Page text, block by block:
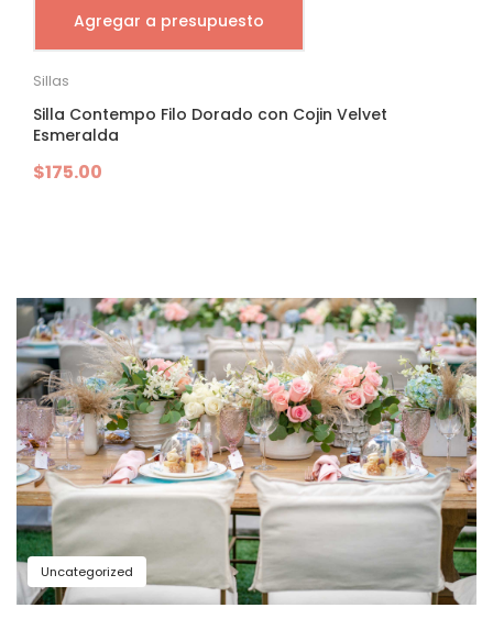
Agregar a presupuesto
Sillas
Silla Contempo Filo Dorado con Cojin Velvet
Esmeralda
$175.00
Uncategorized